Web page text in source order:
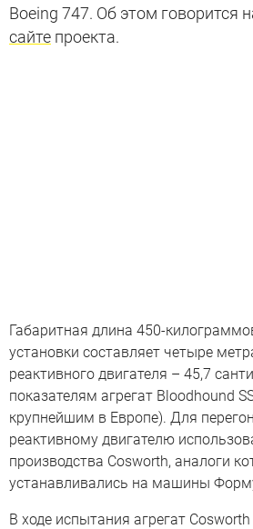
Boeing 747. Об этом говорится
сайте проекта.
Габаритная длина 450-
установки составляет четыре
реактивного двигателя – 45,7
показателям агрегат Bloodhound
крупнейшим в Европе). Для
реактивному двигателю
производства Cosworth, аналоги
устанавливались на машины
В ходе испытания агрегат